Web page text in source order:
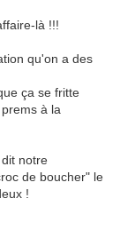
là !!!
qu'on a des
ça se fritte
à la
notre
de boucher" le
!